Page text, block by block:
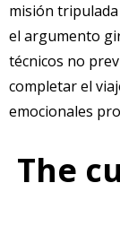
misión
el argumento
técnicos no
completar el
emocionales
The